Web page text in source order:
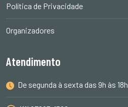
Política de Privacidade
Organizadores
Atendimento
De segunda à sexta das 9h às 18h